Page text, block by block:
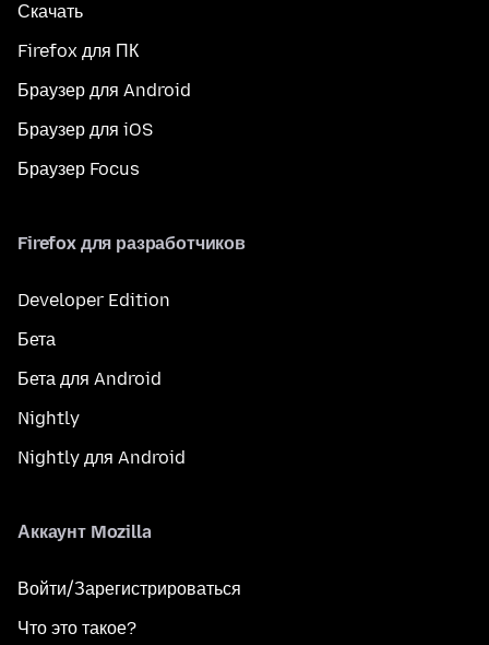
Скачать
Firefox для ПК
Браузер для Android
Браузер для iOS
Браузер Focus
Firefox для разработчиков
Developer Edition
Бета
Бета для Android
Nightly
Nightly для Android
Аккаунт Mozilla
Войти/Зарегистрироваться
Что это такое?